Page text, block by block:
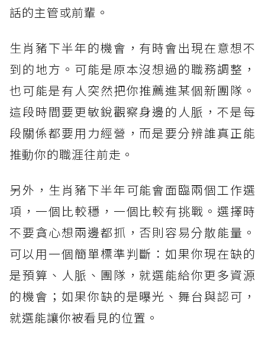
話的主管或前輩。
生肖豬下半年的機會，有時會出現在意想不
到的地方。可能是原本沒想過的職務調整，
也可能是有人突然把你推薦進某個新團隊。
這段時間要更敏銳觀察身邊的人脈，不是每
段關係都要用力經營，而是要分辨誰真正能
推動你的職涯往前走。
另外，生肖豬下半年可能會面臨兩個工作選
項，一個比較穩，一個比較有挑戰。選擇時
不要貪心想兩邊都抓，否則容易分散能量。
可以用一個簡單標準判斷：如果你現在缺的
是預算、人脈、團隊，就選能給你更多資源
的機會；如果你缺的是曝光、舞台與認可，
就選能讓你被看見的位置。